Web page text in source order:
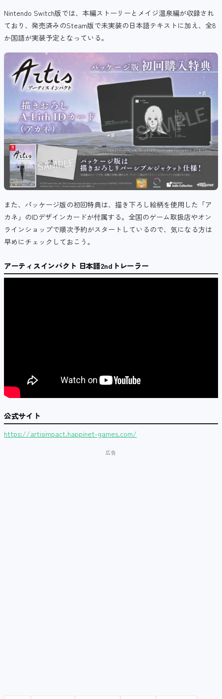
Nintendo Switch版では、本編ストーリーとメイジ温泉編が収録され
ており、発売済みのSteam版で未実装の日本語テキストに加え、全8
か国語が実装予定となっている。
また、パッケージ版の初回特典は、描き下ろし絵柄を使用した「ア
カネ」のIDデザインカードが付属する。全国のゲーム取扱店やオン
ラインショップで順次予約がスタートしているので、気になる方は
早めにチェックしておこう。
アーティスインパクト 日本語2ndトレーラー
公式サイト
https://artisimpact.happinet-games.com/